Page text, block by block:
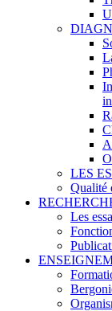
LES
Qualité
Les